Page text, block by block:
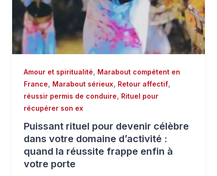
Amour et spiritualité, Marabout compétent en
France, Marabout sérieux, Retour affectif,
réussir permis de conduire, Rituel pour
récupérer son ex
Puissant rituel pour devenir célèbre
dans votre domaine d’activité :
quand la réussite frappe enfin à
votre porte